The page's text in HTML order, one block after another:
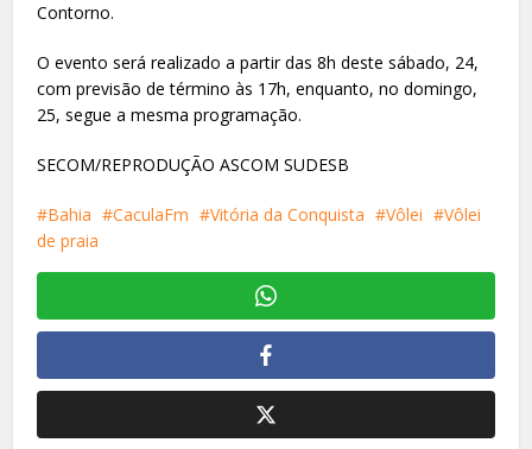
Contorno.
O evento será realizado a partir das 8h deste sábado, 24,
com previsão de término às 17h, enquanto, no domingo,
25, segue a mesma programação.
SECOM/REPRODUÇÃO ASCOM SUDESB
Bahia CaculaFm Vitória da Conquista Vôlei
Vôlei
de praia